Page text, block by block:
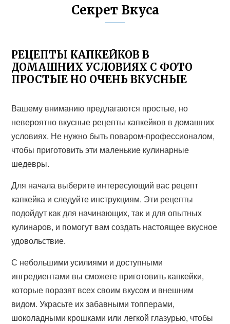
Секрет Вкуса
РЕЦЕПТЫ КАПКЕЙКОВ В
ДОМАШНИХ УСЛОВИЯХ С ФОТО
ПРОСТЫЕ НО ОЧЕНЬ ВКУСНЫЕ
Вашему вниманию предлагаются простые, но
невероятно вкусные рецепты капкейков в домашних
условиях. Не нужно быть поваром-профессионалом,
чтобы приготовить эти маленькие кулинарные
шедевры.
Для начала выберите интересующий вас рецепт
капкейка и следуйте инструкциям. Эти рецепты
подойдут как для начинающих, так и для опытных
кулинаров, и помогут вам создать настоящее вкусное
удовольствие.
С небольшими усилиями и доступными
ингредиентами вы сможете приготовить капкейки,
которые поразят всех своим вкусом и внешним
видом. Украсьте их забавными топперами,
шоколадными крошками или легкой глазурью, чтобы